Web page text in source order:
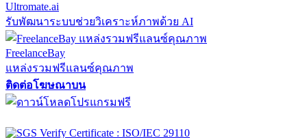
Ultromate.ai
รับพัฒนาระบบช่วยวิเคราะห์ภาพด้วย AI
FreelanceBay
แหล่งรวมฟรีแลนซ์คุณภาพ
ติดต่อโฆษณาบน